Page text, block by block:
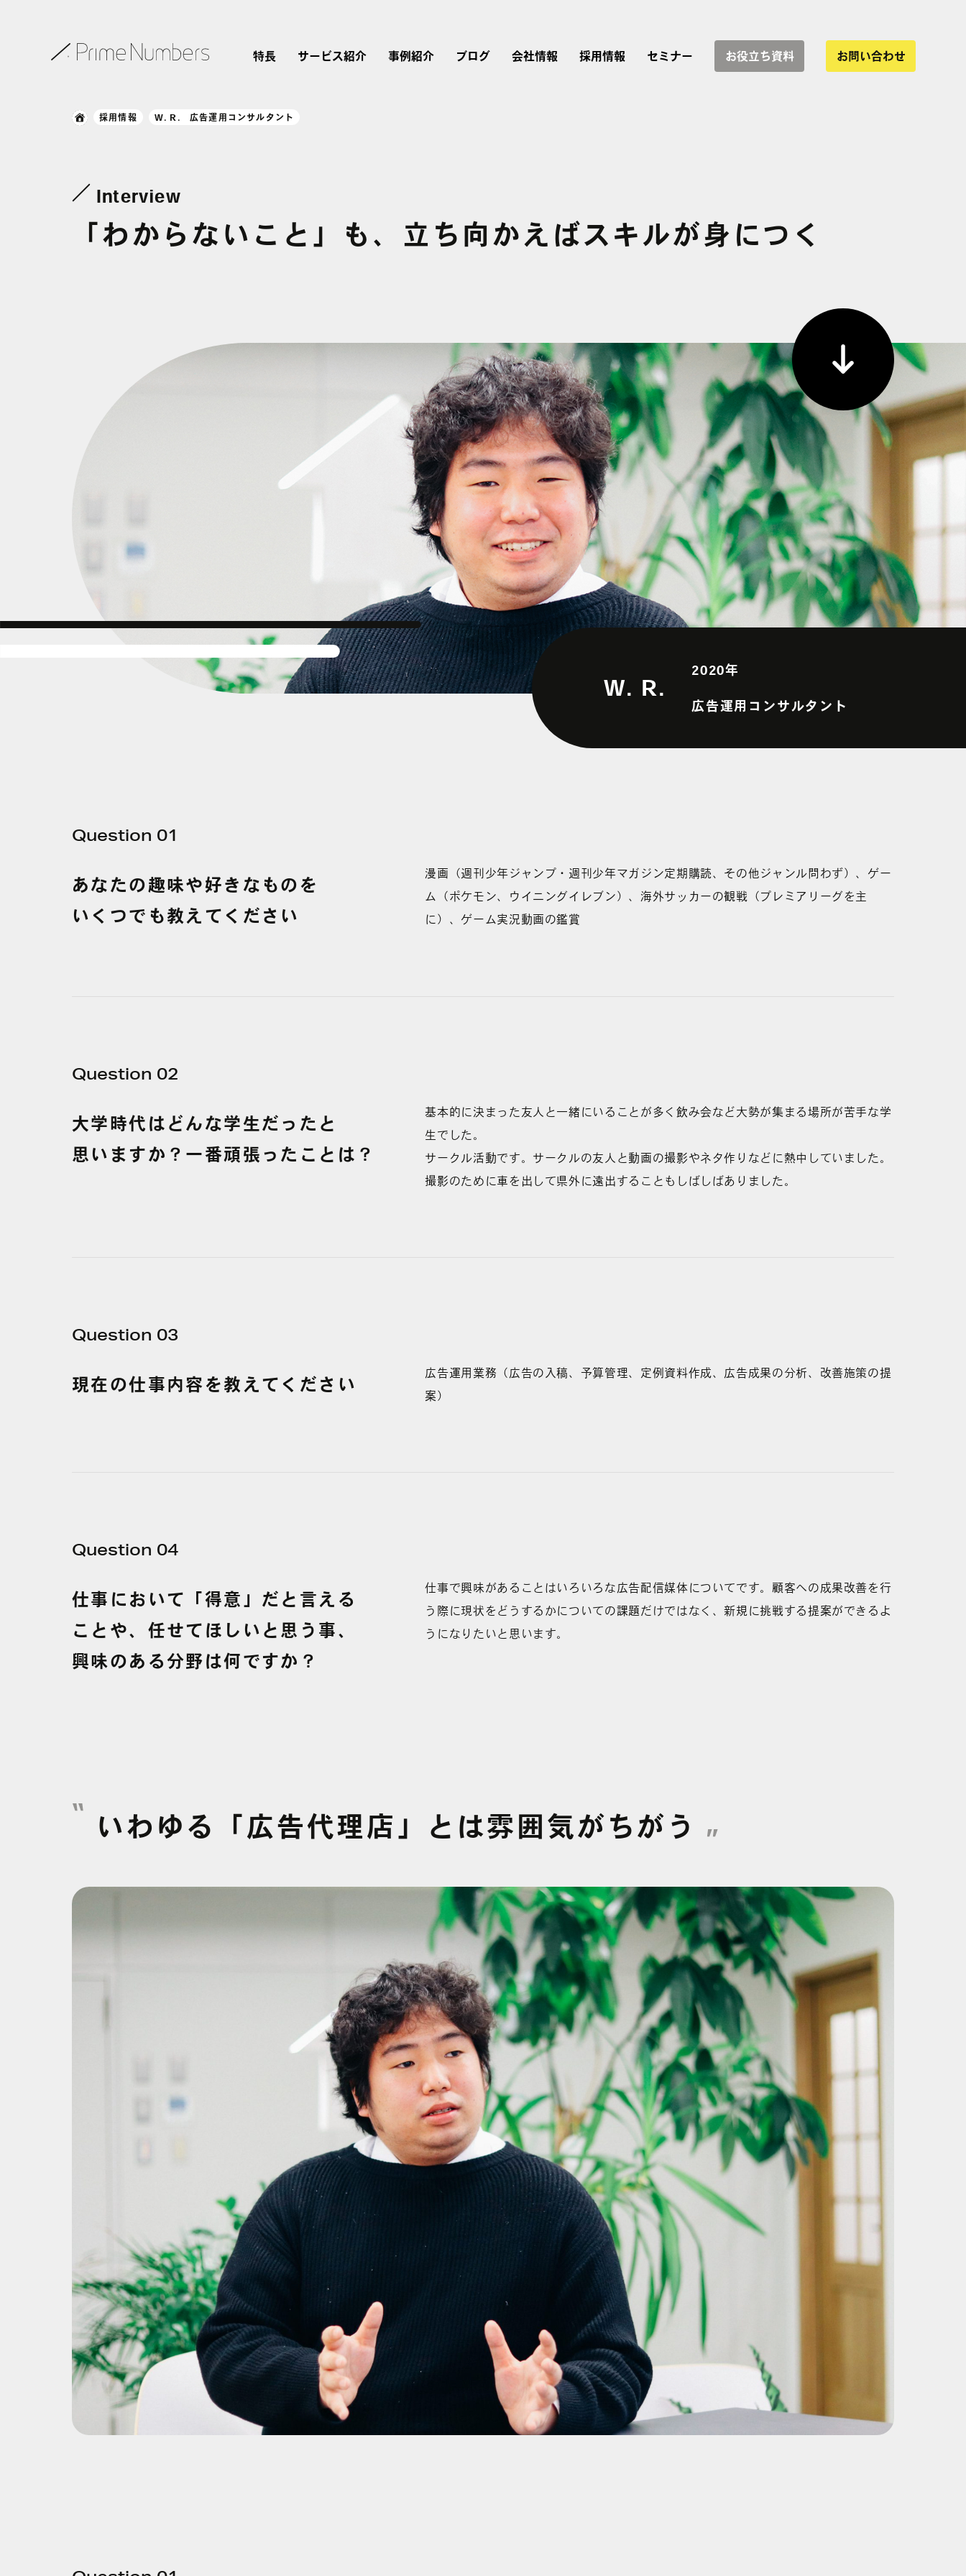
特長 サービス紹介 事例紹介 ブログ 会社情報 採用情報 セミナー お役立ち資料 お問い合わせ
Google広告 Twitter広告
データフィードを
利用した広告
インハウス運用支援
Web制作
経営理念・行動指針
仕事を知る
中途募集採用フォーム
採用情報 W. R. 広告運用コンサルタント
Interview
「わからないこと」も、立ち向かえばスキルが身につく
W. R.
2020年
広告運用コンサルタント
Question 01
あなたの 趣味や好きな ものを
いくつでも 教えてください
漫画（週刊少年ジャンプ・週刊少年マガジン定期購読、その他ジャンル問わず）、ゲー
ム（ポケモン、ウイニングイレブン）、海外サッカーの観戦（プレミアリーグを主
に）、ゲーム実況動画の鑑賞
Question 02
大学時代は どんな学生だったと
思いますか？一番頑張った ことは ？
基本的に決まった友人と一緒にいることが多く飲み会など大勢が集まる場所が苦手な学
生でした。
サークル活動です。サークルの友人と動画の撮影やネタ作りなどに熱中していました。
撮影のために車を出して県外に遠出することもしばしばありました。
Question 03
現在の仕事内容を 教えてください
広告運用業務（広告の入稿、予算管理、定例資料作成、広告成果の分析、改善施策の提
案）
Question 04
仕事に おいて 「得意」だと 言える
ことや、 任せてほしいと 思う事、
興味の ある分野は何ですか？
仕事で興味があることはいろいろな広告配信媒体についてです。顧客への成果改善を行
う際に現状をどうするかについての課題だけではなく、新規に挑戦する提案ができるよ
うになりたいと思います。
いわゆる 「広告代理店」とは雰囲気が ちがう